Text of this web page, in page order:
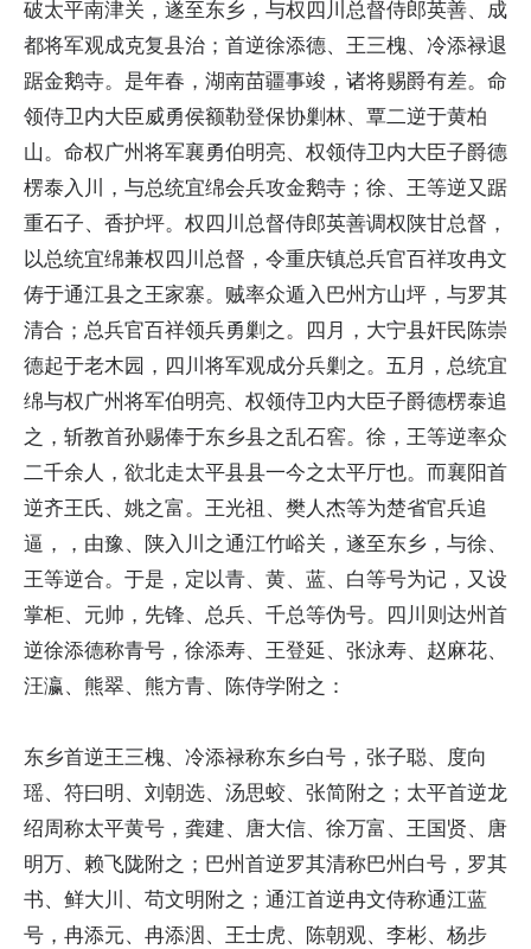
破太平南津关，遂至东乡，与权四川总督侍郎英善、成
都将军观成克复县治；首逆徐添德、王三槐、冷添禄退
踞金鹅寺。是年春，湖南苗疆事竣，诸将赐爵有差。命
领侍卫内大臣威勇侯额勒登保协剿林、覃二逆于黄柏
山。命权广州将军襄勇伯明亮、权领侍卫内大臣子爵德
楞泰入川，与总统宜绵会兵攻金鹅寺；徐、王等逆又踞
重石子、香护坪。权四川总督侍郎英善调权陕甘总督，
以总统宜绵兼权四川总督，令重庆镇总兵官百祥攻冉文
俦于通江县之王家寨。贼率众遁入巴州方山坪，与罗其
清合；总兵官百祥领兵勇剿之。四月，大宁县奸民陈崇
德起于老木园，四川将军观成分兵剿之。五月，总统宜
绵与权广州将军伯明亮、权领侍卫内大臣子爵德楞泰追
之，斩教首孙赐俸于东乡县之乱石窖。徐，王等逆率众
二千余人，欲北走太平县县一今之太平厅也。而襄阳首
逆齐王氏、姚之富。王光祖、樊人杰等为楚省官兵追
逼，，由豫、陕入川之通江竹峪关，遂至东乡，与徐、
王等逆合。于是，定以青、黄、蓝、白等号为记，又设
掌柜、元帅，先锋、总兵、千总等伪号。四川则达州首
逆徐添德称青号，徐添寿、王登延、张泳寿、赵麻花、
汪瀛、熊翠、熊方青、陈侍学附之：
东乡首逆王三槐、冷添禄称东乡白号，张子聪、度向
瑶、符曰明、刘朝选、汤思蛟、张简附之；太平首逆龙
绍周称太平黄号，龚建、唐大信、徐万富、王国贤、唐
明万、赖飞陇附之；巴州首逆罗其清称巴州白号，罗其
书、鲜大川、苟文明附之；通江首逆冉文侍称通江蓝
号，冉添元、冉添洇、王士虎、陈朝观、李彬、杨步